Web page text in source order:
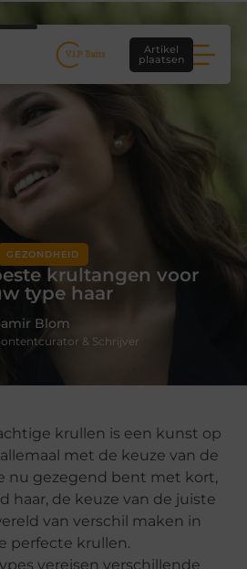
Artikel
plaatsen
GEZONDHEID
krultangen voor
type haar
Blom
& Schrijver
krullen is een kunst op
met de keuze van de
nu gezegend bent met kort,
haar, de keuze van de juiste
van verschil maken in
perfecte krullen.
vereisen verschillende